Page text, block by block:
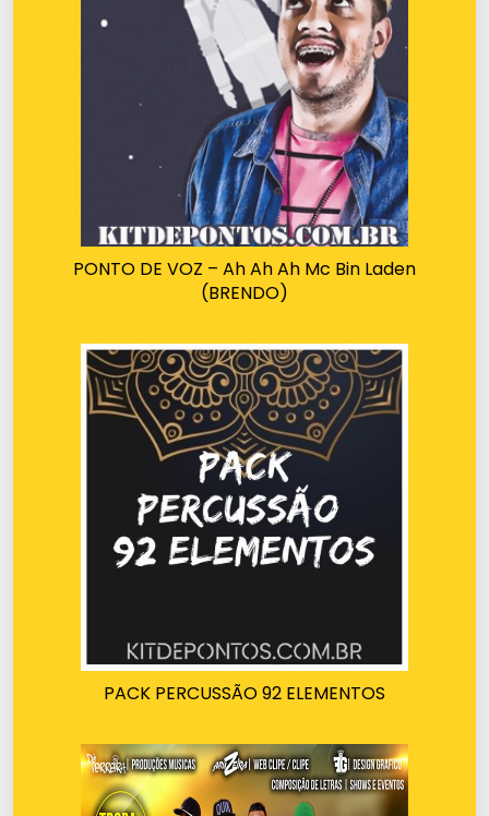
PONTO DE VOZ – Ah Ah Ah Mc Bin Laden
(BRENDO)
PACK PERCUSSÃO 92 ELEMENTOS